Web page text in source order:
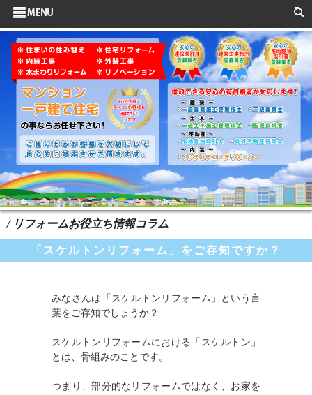
/ リフォームお役立ち情報コラム
「スケルトンリフォーム」をご存知ですか？
みなさんは「スケルトンリフォーム」という言
葉をご存知でしょうか？
スケルトンリフォームにおける「スケルトン」
とは、骨組みのことです。
つまり、部分的なリフォームではなく、お家を
サイドメニュー
お客様の声
水まわりリフォーム
ポイントリフォーム
よくある質問
HOME
検索